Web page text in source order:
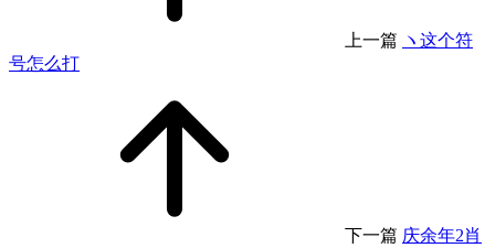
上一篇 ヽ这个符
号怎么打
下一篇 庆余年2肖